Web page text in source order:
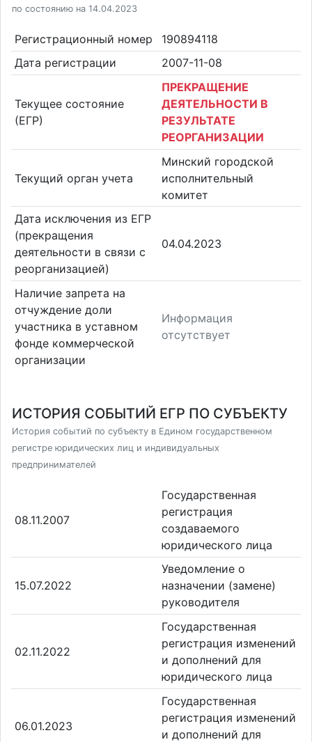
по состоянию на 14.04.2023
Регистрационный номер
190894118
Дата регистрации
2007-11-08
Текущее состояние
(ЕГР)
ПРЕКРАЩЕНИЕ
ДЕЯТЕЛЬНОСТИ В
РЕЗУЛЬТАТЕ
РЕОРГАНИЗАЦИИ
Текущий орган учета
Минский городской
исполнительный
комитет
Дата исключения из ЕГР
(прекращения
деятельности в связи с
реорганизацией)
04.04.2023
Наличие запрета на
отчуждение доли
участника в уставном
фонде коммерческой
организации
Информация
отсутствует
ИСТОРИЯ СОБЫТИЙ ЕГР ПО СУБЪЕКТУ
История событий по субъекту в Едином государственном
регистре юридических лиц и индивидуальных
предпринимателей
08.11.2007
Государственная
регистрация
создаваемого
юридического лица
15.07.2022
Уведомление о
назначении (замене)
руководителя
02.11.2022
Государственная
регистрация изменений
и дополнений для
юридического лица
06.01.2023
Государственная
регистрация изменений
и дополнений для